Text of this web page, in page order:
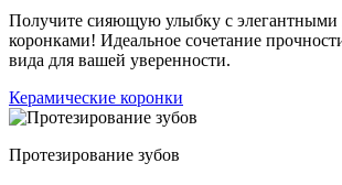
Получите сияющую улыбку с элегантными
коронками! Идеальное сочетание
вида для вашей уверенности.
Керамические коронки
Протезирование зубов